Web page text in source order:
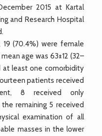
2015 at Kartal
and Research Hospital
19 (70.4%) were female
age was 63±12 (32–
at least one comorbidity
patients received
8 received only
remaining 5 received
examination of all
masses in the lower